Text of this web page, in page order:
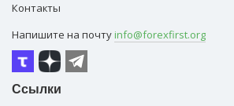
Контакты
Напишите на почту info@forexfirst.org
Ссылки